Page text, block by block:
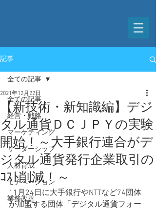
記事
全ての記事
経営・戦略
マーケティング
リーダーシップ
人材育成
モチベーション
業務改善
全ての記事
【新技術・新知識編】デジ
タル通貨ＤＣＪＰＹの実験
開始！～大手銀行連合がデ
ジタル通貨発行企業取引の
ｺｽﾄ削減！～
2021年12月22日
11月24日に大手銀行やNTTなど74団体
が加盟する団体「デジタル通貨フォー